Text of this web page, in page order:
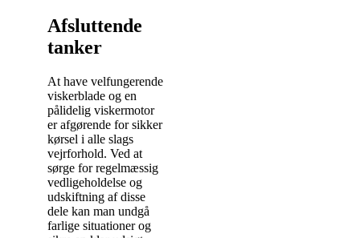
Afsluttende
tanker
At have velfungerende
viskerblade og en
pålidelig viskermotor
er afgørende for sikker
kørsel i alle slags
vejrforhold. Ved at
sørge for regelmæssig
vedligeholdelse og
udskiftning af disse
dele kan man undgå
farlige situationer og